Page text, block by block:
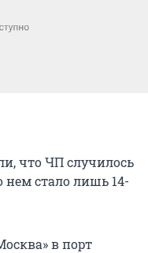
что ЧП случилось
нем стало лишь 14-
в порт